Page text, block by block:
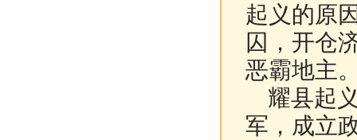
起义的原
囚，开仓
恶霸地主
耀县起
军，成立